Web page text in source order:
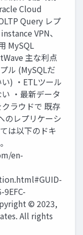
Cloud
Query レプ
VPN、
MySQL
主な利点
ル (MySQLだ
) ・ETLツール
・最新データ
ラウドで 既存
のレプリケーシ
は以下のドキ
en-
9EFC-
© 2023,
All rights